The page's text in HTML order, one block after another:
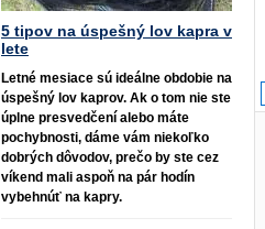
5 tipov na úspešný lov kapra v
lete
Letné mesiace sú ideálne obdobie na
úspešný lov kaprov. Ak o tom nie ste
úplne presvedčení alebo máte
pochybnosti, dáme vám niekoľko
dobrých dôvodov, prečo by ste cez
víkend mali aspoň na pár hodín
vybehnúť na kapry.